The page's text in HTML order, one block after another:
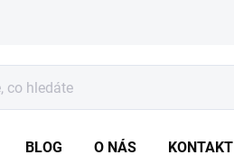
BLOG O NÁS KONTAKT